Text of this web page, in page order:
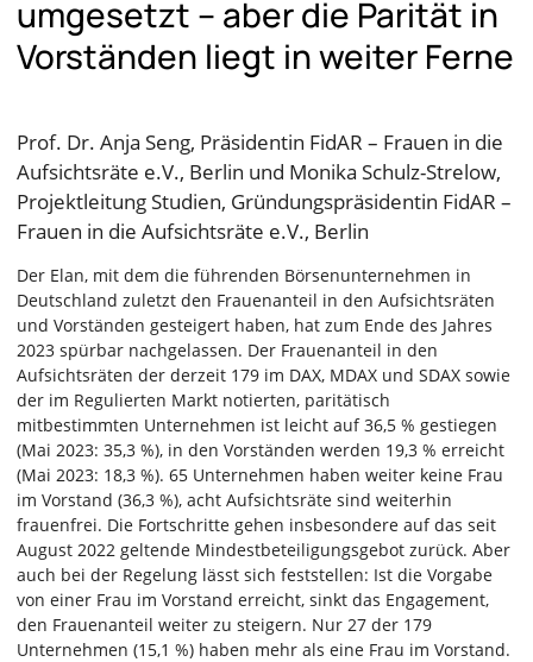
umgesetzt – aber die Parität in
Vorständen liegt in weiter Ferne
Prof. Dr. Anja Seng, Präsidentin FidAR – Frauen in die
Aufsichtsräte e.V., Berlin und Monika Schulz-Strelow,
Projektleitung Studien, Gründungspräsidentin FidAR –
Frauen in die Aufsichtsräte e.V., Berlin
Der Elan, mit dem die führenden Börsenunternehmen in
Deutschland zuletzt den Frauenanteil in den Aufsichtsräten
und Vorständen gesteigert haben, hat zum Ende des Jahres
2023 spürbar nachgelassen. Der Frauenanteil in den
Aufsichtsräten der derzeit 179 im DAX, MDAX und SDAX sowie
der im Regulierten Markt notierten, paritätisch
mitbestimmten Unternehmen ist leicht auf 36,5 % gestiegen
(Mai 2023: 35,3 %), in den Vorständen werden 19,3 % erreicht
(Mai 2023: 18,3 %). 65 Unternehmen haben weiter keine Frau
im Vorstand (36,3 %), acht Aufsichtsräte sind weiterhin
frauenfrei. Die Fortschritte gehen insbesondere auf das seit
August 2022 geltende Mindestbeteiligungsgebot zurück. Aber
auch bei der Regelung lässt sich feststellen: Ist die Vorgabe
von einer Frau im Vorstand erreicht, sinkt das Engagement,
den Frauenanteil weiter zu steigern. Nur 27 der 179
Unternehmen (15,1 %) haben mehr als eine Frau im Vorstand.